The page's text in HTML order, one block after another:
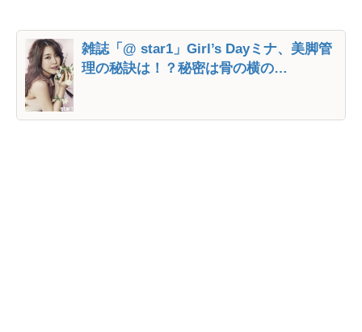
雑誌「@ star1」Girl’s Dayミナ、美脚管
理の秘訣は！？秘密は骨の横の…